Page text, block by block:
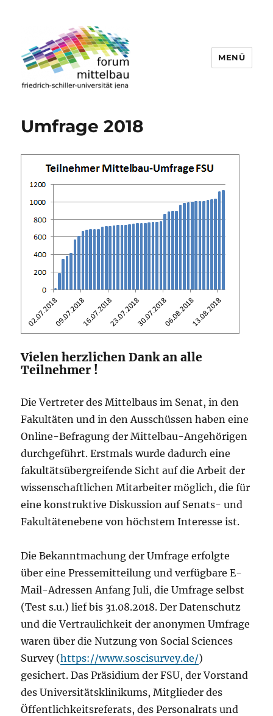
MENÜ
Umfrage 2018
Vielen herzlichen Dank an alle
Teilnehmer !
Die Vertreter des Mittelbaus im Senat, in den
Fakultäten und in den Ausschüssen haben eine
Online-Befragung der Mittelbau-Angehörigen
durchgeführt. Erstmals wurde dadurch eine
fakultätsübergreifende Sicht auf die Arbeit der
wissenschaftlichen Mitarbeiter möglich, die für
eine konstruktive Diskussion auf Senats- und
Fakultätenebene von höchstem Interesse ist.
Die Bekanntmachung der Umfrage erfolgte
über eine Pressemitteilung und verfügbare E-
Mail-Adressen Anfang Juli, die Umfrage selbst
(Test s.u.) lief bis 31.08.2018. Der Datenschutz
und die Vertraulichkeit der anonymen Umfrage
waren über die Nutzung von Social Sciences
Survey (https://www.soscisurvey.de/)
gesichert. Das Präsidium der FSU, der Vorstand
des Universitätsklinikums, Mitglieder des
Öffentlichkeitsreferats, des Personalrats und